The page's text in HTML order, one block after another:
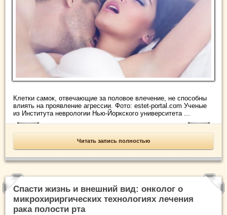
Клетки самок, отвечающие за половое влечение, не способны
влиять на проявление агрессии. Фото: estet-portal.com Ученые
из Института неврологии Нью-Йоркского университета ...
Читать запись полностью
Спасти жизнь и внешний вид: онколог о
микрохириргических технологиях лечения
рака полости рта